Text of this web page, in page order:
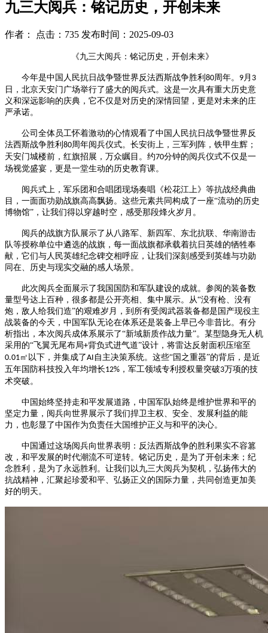
九三大阅兵：铭记历史，开创未来
作者： 点击：735 发布时间：2025-09-03
《九三大阅兵：铭记历史，开创未来》
今年是中国人民抗日战争暨世界反法西斯战争胜利 80周年。 9月 3
日，北京天安门广场举行了盛大的阅兵式。这是一次具有重大历史意
义和深远影响的庆典，它不仅是对历史的深情回望，更是对未来的庄
严承诺。
公司全体员工怀着激动的心情观看了中国人民抗日战争暨世界反
法西斯战争胜利 80周年阅兵仪式。长安街上，三军列阵，铁甲生辉；
天安门城楼前，红旗招展，万众瞩目 。 约70分钟的阅兵仪式不仅是一
场视觉盛宴，更是一堂生动的历史教育课。
阅兵式上，军乐团和合唱团现场奏唱《松花江上》等抗战经典曲
目，一面面功勋战旗高高飘扬。这些元素共同构成了一座“流动的历史
博物馆”，让我们得以穿越时空，感受那段烽火岁月。
阅兵的战旗方队展示了从八路军、新四军、东北抗联、华南游击
队等授称单位中遴选的战旗，每一面战旗都承载着抗日英雄的牺牲奉
献，它们与人民英雄纪念碑交相呼应，让我们深刻感受到英雄与功勋
同在、历史与现实交融的感人场景。
此次阅兵全面展示了我国国防和军队建设的成就。参阅的装备数
量型号达上百种，很多都是公开亮相、集中展示。从“没有枪、没有
炮，敌人给我们造”的艰难岁月，到所有受阅武器装备都是国产现役主
战装备的今天，中国军队无论在体系还是装备上早已今非昔比。有分
析指出，本次阅兵成体系展示了“新域新质作战力量”。某型隐身无人机
采用的“飞翼无尾布局+背负式进气道”设计，将雷达反射面积压缩至
0.01㎡以下，并集成了AI 自主决策系统。这些“国之重器”的背后，是近
五年国防科技投入年均增长12% ，军工领域专利授权量突破3万项的技
术突破。
中国始终坚持走和平发展道路，中国军队始终是维护世界和平的
坚定力量，阅兵向世界展示了我们捍卫主权、安全、发展利益的能
力，也彰显了中国作为负责任大国维护正义与和平的决心。
中国通过这场阅兵向世界表明：反法西斯战争的胜利果实不容篡
改，和平发展的时代潮流不可逆转。铭记历史，是为了开创未来；纪
念胜利，是为了永远胜利。让我们以九三大阅兵为契机，弘扬伟大的
抗战精神，汇聚起珍爱和平、弘扬正义的国际力量，共同创造更加美
好的明天。